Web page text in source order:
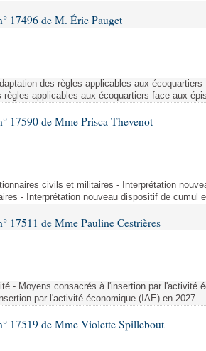
17496 de M. Éric Pauget
des règles applicables aux
règles applicables aux écoquartiers face aux
17590 de Mme Prisca Thevenot
civils et militaires - Interprétation
- Interprétation nouveau dispositif de cumul
17511 de Mme Pauline Cestrières
- Moyens consacrés à l'insertion par l'activité
par l'activité économique (IAE) en 2027
17519 de Mme Violette Spillebout